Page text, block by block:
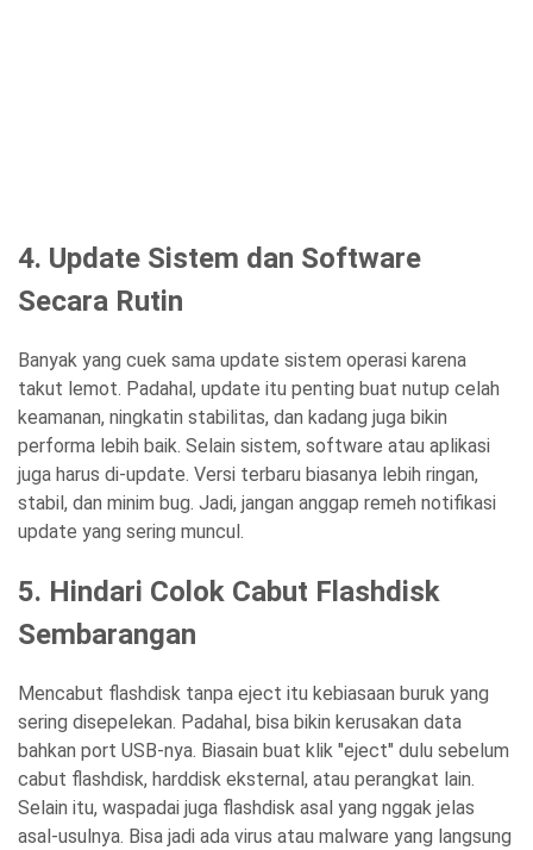
4. Update Sistem dan Software
Secara Rutin
Banyak yang cuek sama update sistem operasi karena
takut lemot. Padahal, update itu penting buat nutup celah
keamanan, ningkatin stabilitas, dan kadang juga bikin
performa lebih baik. Selain sistem, software atau aplikasi
juga harus di-update. Versi terbaru biasanya lebih ringan,
stabil, dan minim bug. Jadi, jangan anggap remeh notifikasi
update yang sering muncul.
5. Hindari Colok Cabut Flashdisk
Sembarangan
Mencabut flashdisk tanpa eject itu kebiasaan buruk yang
sering disepelekan. Padahal, bisa bikin kerusakan data
bahkan port USB-nya. Biasain buat klik "eject" dulu sebelum
cabut flashdisk, harddisk eksternal, atau perangkat lain.
Selain itu, waspadai juga flashdisk asal yang nggak jelas
asal-usulnya. Bisa jadi ada virus atau malware yang langsung